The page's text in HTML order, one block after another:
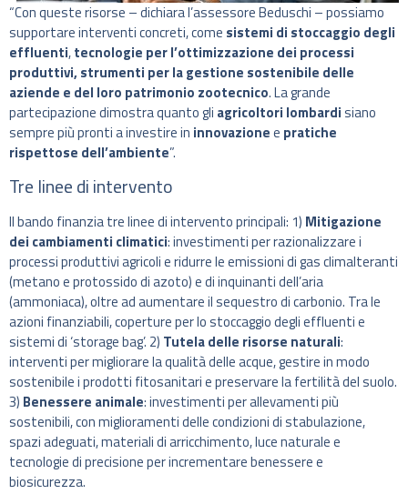
“Con queste risorse – dichiara l’assessore Beduschi – possiamo
supportare interventi concreti, come sistemi di stoccaggio degli
effluenti,tecnologie per l’ottimizzazione dei processi
produttivi, strumenti per la gestione sostenibile delle
aziende e del loro patrimonio zootecnico. La grande
partecipazione dimostra quanto gli agricoltori lombardisiano
sempre più pronti a investire in innovazionee pratiche
rispettose dell’ambiente”.
Tre linee di intervento
Il bando finanzia tre linee di intervento principali: 1) Mitigazione
dei cambiamenti climatici: investimenti per razionalizzare i
processi produttivi agricoli e ridurre le emissioni di gas climalteranti
(metano e protossido di azoto) e di inquinanti dell’aria
(ammoniaca), oltre ad aumentare il sequestro di carbonio. Tra le
azioni finanziabili, coperture per lo stoccaggio degli effluenti e
sistemi di ‘storage bag’. 2) Tutela delle risorse naturali:
interventi per migliorare la qualità delle acque, gestire in modo
sostenibile i prodotti fitosanitari e preservare la fertilità del suolo.
3) Benessere animale: investimenti per allevamenti più
sostenibili, con miglioramenti delle condizioni di stabulazione,
spazi adeguati, materiali di arricchimento, luce naturale e
tecnologie di precisione per incrementare benessere e
biosicurezza.